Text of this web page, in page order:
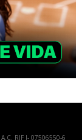
RIF J- 07506550-6